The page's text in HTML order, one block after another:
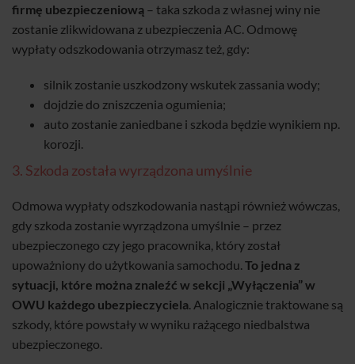
firmę ubezpieczeniową – taka szkoda z własnej winy nie
zostanie zlikwidowana z ubezpieczenia AC. Odmowę
wypłaty odszkodowania otrzymasz też, gdy:
silnik zostanie uszkodzony wskutek zassania wody;
dojdzie do zniszczenia ogumienia;
auto zostanie zaniedbane i szkoda będzie wynikiem np.
korozji.
3. Szkoda została wyrządzona umyślnie
Odmowa wypłaty odszkodowania nastąpi również wówczas,
gdy szkoda zostanie wyrządzona umyślnie – przez
ubezpieczonego czy jego pracownika, który został
upoważniony do użytkowania samochodu. To jedna z
sytuacji, które można znaleźć w sekcji „Wyłączenia” w
OWU każdego ubezpieczyciela. Analogicznie traktowane są
szkody, które powstały w wyniku rażącego niedbalstwa
ubezpieczonego.